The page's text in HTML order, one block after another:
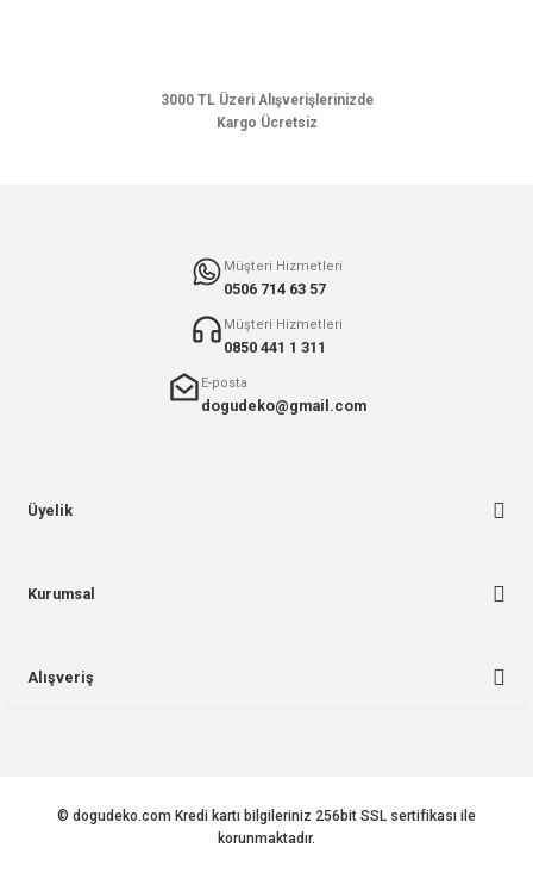
3000 TL Üzeri Alışverişlerinizde
Kargo Ücretsiz
Müşteri Hizmetleri
0506 714 63 57
Müşteri Hizmetleri
0850 441 1 311
E-posta
dogudeko@gmail.com
Üyelik
Kurumsal
Alışveriş
© dogudeko.com Kredi kartı bilgileriniz 256bit SSL sertifikası ile
korunmaktadır.